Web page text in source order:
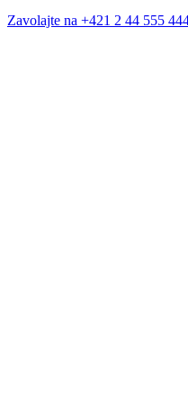
Zavolajte na +421 2 44 555